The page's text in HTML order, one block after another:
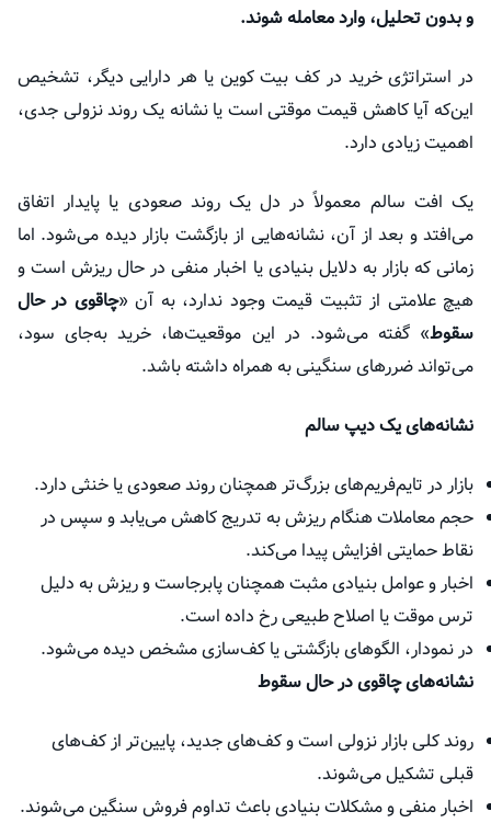
و بدون تحلیل، وارد معامله شوند.
در استراتژی خرید در کف بیت کوین یا هر دارایی دیگر، تشخیص
این‌که آیا کاهش قیمت موقتی است یا نشانه یک روند نزولی جدی،
اهمیت زیادی دارد.
یک افت سالم معمولاً در دل یک روند صعودی یا پایدار اتفاق
می‌افتد و بعد از آن، نشانه‌هایی از بازگشت بازار دیده می‌شود. اما
زمانی که بازار به دلایل بنیادی یا اخبار منفی در حال ریزش است و
هیچ علامتی از تثبیت قیمت وجود ندارد، به آن «چاقوی در حال
سقوط» گفته می‌شود. در این موقعیت‌ها، خرید به‌جای سود،
می‌تواند ضررهای سنگینی به همراه داشته باشد.
نشانه‌های یک دیپ سالم
بازار در تایم‌فریم‌های بزرگ‌تر همچنان روند صعودی یا خنثی دارد.
حجم معاملات هنگام ریزش به تدریج کاهش می‌یابد و سپس در
نقاط حمایتی افزایش پیدا می‌کند.
اخبار و عوامل بنیادی مثبت همچنان پابرجاست و ریزش به دلیل
ترس موقت یا اصلاح طبیعی رخ داده است.
در نمودار، الگوهای بازگشتی یا کف‌سازی مشخص دیده می‌شود.
نشانه‌های چاقوی در حال سقوط
روند کلی بازار نزولی است و کف‌های جدید، پایین‌تر از کف‌های
قبلی تشکیل می‌شوند.
اخبار منفی و مشکلات بنیادی باعث تداوم فروش سنگین می‌شوند.